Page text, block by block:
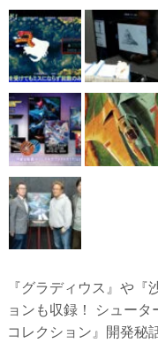
『グラディウス』や
ョンも収録！ シュー
コレクション』開発秘